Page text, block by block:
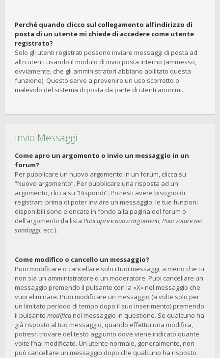
Perché quando clicco sul collegamento all’indirizzo di
posta di un utente mi chiede di accedere come utente
registrato?
Solo gli utenti registrati possono inviare messaggi di posta ad
altri utenti usando il modulo di invio posta interno (ammesso,
ovviamente, che gli amministratori abbiano abilitato questa
funzione). Questo serve a prevenire un uso scorretto o
malevolo del sistema di posta da parte di utenti anonimi.
Invio Messaggi
Come apro un argomento o invio un messaggio in un
forum?
Per pubblicare un nuovo argomento in un forum, clicca su
“Nuovo argomento”. Per pubblicare una risposta ad un
argomento, clicca su “Rispondi”. Potresti avere bisogno di
registrarti prima di poter inviare un messaggio: le tue funzioni
disponibili sono elencate in fondo alla pagina del forum o
dell’argomento (la lista Puoi aprire nuovi argomenti,Puoi votare nei
sondaggi, ecc.).
Come modifico o cancello un messaggio?
Puoi modificare o cancellare solo i tuoi messaggi, a meno che tu
non sia un amministratore o un moderatore. Puoi cancellare un
messaggio premendo il pulsante con la «X» nel messaggio che
vuoi eliminare. Puoi modificare un messaggio (a volte solo per
un limitato periodo di tempo dopo il suo inserimento) premendo
il pulsante modifica nel messaggio in questione. Se qualcuno ha
già risposto al tuo messaggio, quando effettui una modifica,
potresti trovare del testo aggiunto dove viene indicato quante
volte l’hai modificato. Un utente normale, generalmente, non
può cancellare un messaggio dopo che qualcuno ha risposto.